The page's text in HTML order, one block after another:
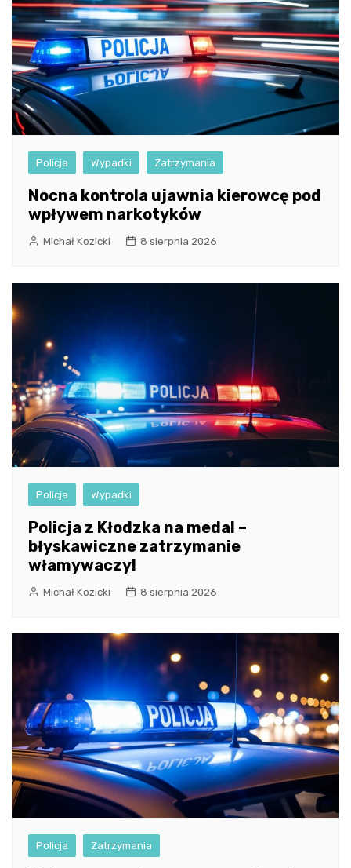
Policja Wypadki Zatrzymania
Nocna kontrola ujawnia kierowcę pod
wpływem narkotyków
Michał Kozicki 8 sierpnia 2026
Policja Wypadki
Policja z Kłodzka na medal –
błyskawiczne zatrzymanie
włamywaczy!
Michał Kozicki 8 sierpnia 2026
Policja Zatrzymania